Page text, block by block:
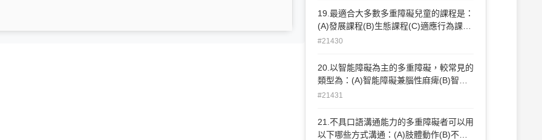
19.最適合大多數多重障礙兒童的課程是：
(A)發展課程(B)生態課程(C)適應行為課程
(D)以上皆是。
#21430
20.以智能障礙為主的多重障礙，較常見的
類型為：(A)智能障礙兼腦性麻痺(B)智能
障礙兼語言發展遲緩(C)智能障礙兼學習障
#21431
21.不具口語溝通能力的多重障礙者可以用
以下哪些方式溝通：(A)肢體動作(B)不適